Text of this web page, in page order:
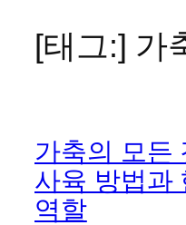
[태그:] 가
가축의 모든
사육 방법과
역할